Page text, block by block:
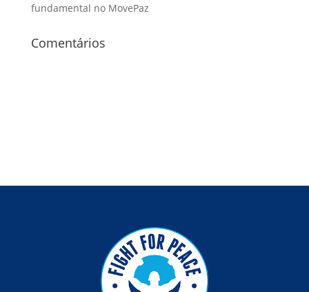
fundamental no MovePaz
Comentários